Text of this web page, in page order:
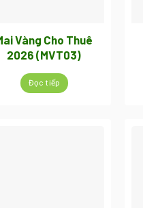
Vàng Cho Thuê
2026 (MVT03)
Đọc tiếp